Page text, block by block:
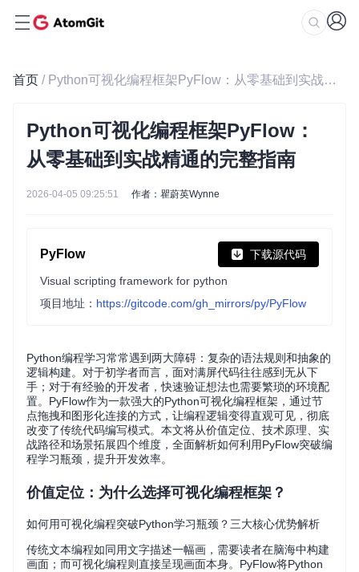
首页 / Python可视化编程框架PyFlow：从零基础到实战精通的完整指南
Python可视化编程框架PyFlow：
从零基础到实战精通的完整指南
2026-04-05 09:25:51 作者：瞿蔚英Wynne
PyFlow 下载源代码
Visual scripting framework for python
项目地址： https://gitcode.com/gh_mirrors/py/PyFlow
Python编程学习常常遇到两大障碍：复杂的语法规则和抽象的
逻辑构建。对于初学者而言，面对满屏代码往往感到无从下
手；对于有经验的开发者，快速验证想法也需要繁琐的环境配
置。PyFlow作为一款强大的Python可视化编程框架，通过节
点拖拽和图形化连接的方式，让编程逻辑变得直观可见，彻底
改变了传统代码编写模式。本文将从价值定位、技术原理、实
战路径和场景拓展四个维度，全面解析如何利用PyFlow突破编
程学习瓶颈，提升开发效率。
价值定位：为什么选择可视化编程框架？
如何用可视化编程突破Python学习瓶颈？三大核心优势解析
传统文本编程如同用文字描述一幅画，需要读者在脑海中构建
画面；而可视化编程则直接呈现画面本身。PyFlow将Python